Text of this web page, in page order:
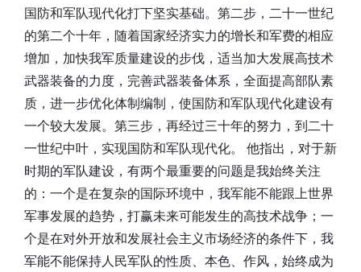
国防和军队现代化打下坚实基础。第二步，二十一世纪
的第二个十年，随着国家经济实力的增长和军费的相应
增加，加快我军质量建设的步伐，适当加大发展高技术
武器装备的力度，完善武器装备体系，全面提高部队素
质，进一步优化体制编制，使国防和军队现代化建设有
一个较大发展。第三步，再经过三十年的努力，到二十
一世纪中叶，实现国防和军队现代化。 他指出，对于新
时期的军队建设，有两个最重要的问题是我始终关注
的：一个是在复杂的国际环境中，我军能不能跟上世界
军事发展的趋势，打赢未来可能发生的高技术战争；一
个是在对外开放和发展社会主义市场经济的条件下，我
军能不能保持人民军队的性质、本色、作风，始终成为